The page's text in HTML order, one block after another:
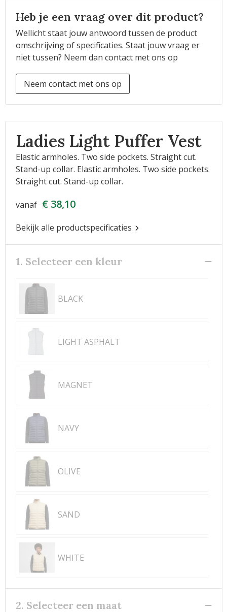
Heb je een vraag over dit product?
Wellicht staat jouw antwoord tussen de product
omschrijving of specificaties. Staat jouw vraag er
niet tussen? Neem dan contact met ons op
Neem contact met ons op
Ladies Light Puffer Vest
Elastic armholes. Two side pockets. Straight cut.
Stand-up collar. Elastic armholes. Two side pockets.
Straight cut. Stand-up collar.
vanaf € 38,10
Bekijk alle productspecificaties
1. Selecteer een kleur
BLACK
LIGHT ASPHALT
MAGNET
NAVY
OLIVE
SAND
WHITE
2. Selecteer een maat